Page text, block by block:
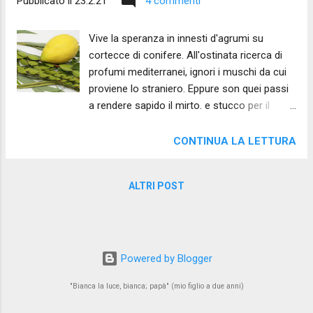
Vive la speranza in innesti d'agrumi su
cortecce di conifere. All'ostinata ricerca di
profumi mediterranei, ignori i muschi da cui
proviene lo straniero. Eppure son quei passi
a rendere sapido il mirto. e stucco per il
giungono a te mentre al salice concedi uno
frutto d'ogni stagione dell'uomo; per l'uomo
CONTINUA LA LETTURA
ALTRI POST
Powered by Blogger
"Bianca la luce, bianca; papà" (mio figlio a due anni)